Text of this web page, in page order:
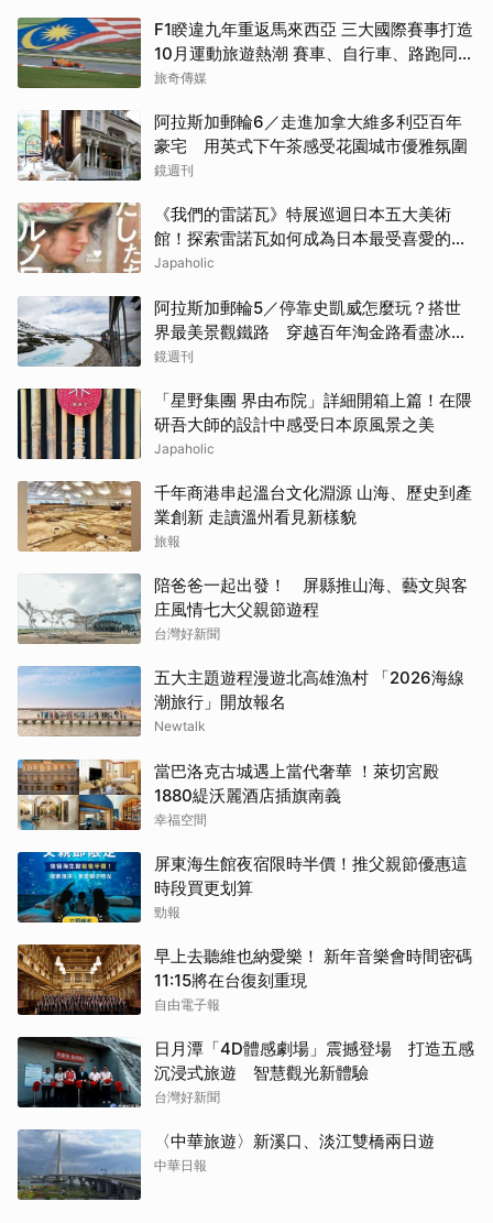
F1睽違九年重返馬來西亞 三大國際賽事打造
10月運動旅遊熱潮 賽車、自行車、路跑同週
登場
旅奇傳媒
阿拉斯加郵輪6／走進加拿大維多利亞百年
豪宅 用英式下午茶感受花園城市優雅氛圍
鏡週刊
《我們的雷諾瓦》特展巡迴日本五大美術
館！探索雷諾瓦如何成為日本最受喜愛的印
象派畫家
Japaholic
阿拉斯加郵輪5／停靠史凱威怎麼玩？搭世
界最美景觀鐵路 穿越百年淘金路看盡冰
河、峽谷與雪山
鏡週刊
「星野集團 界由布院」詳細開箱上篇！在隈
研吾大師的設計中感受日本原風景之美
Japaholic
千年商港串起溫台文化淵源 山海、歷史到產
業創新 走讀溫州看見新樣貌
旅報
陪爸爸一起出發！ 屏縣推山海、藝文與客
庄風情七大父親節遊程
台灣好新聞
五大主題遊程漫遊北高雄漁村 「2026海線
潮旅行」開放報名
Newtalk
當巴洛克古城遇上當代奢華 ！萊切宮殿
1880緹沃麗酒店插旗南義
幸福空間
屏東海生館夜宿限時半價！推父親節優惠這
時段買更划算
勁報
早上去聽維也納愛樂！ 新年音樂會時間密碼
11:15將在台復刻重現
自由電子報
日月潭「4D體感劇場」震撼登場 打造五感
沉浸式旅遊 智慧觀光新體驗
台灣好新聞
〈中華旅遊〉新溪口、淡江雙橋兩日遊
中華日報